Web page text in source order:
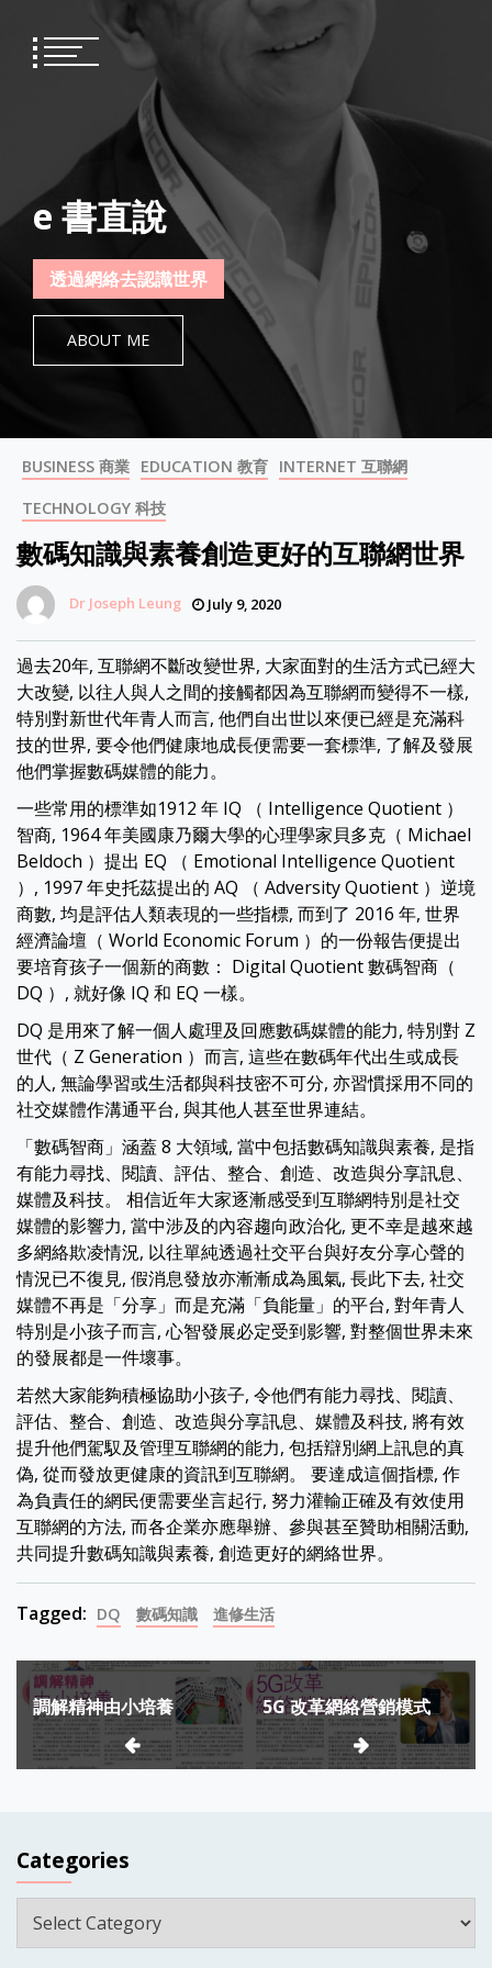
content
e 書直說
透過網絡去認識世界
ABOUT ME
BUSINESS 商業 EDUCATION 教育 INTERNET 互聯網
TECHNOLOGY 科技
數碼知識與素養創造更好的互聯網世界
Dr Joseph Leung July 9, 2020
過去20年, 互聯網不斷改變世界, 大家面對的生活方式已經大
大改變, 以往人與人之間的接觸都因為互聯網而變得不一樣,
特別對新世代年青人而言, 他們自出世以來便已經是充滿科
技的世界, 要令他們健康地成長便需要一套標準, 了解及發展
他們掌握數碼媒體的能力。
一些常用的標準如1912 年 IQ （ Intelligence Quotient ）
智商, 1964 年美國康乃爾大學的心理學家貝多克（ Michael
Beldoch ）提出 EQ （ Emotional Intelligence Quotient
）, 1997 年史托茲提出的 AQ （ Adversity Quotient ）逆境
商數, 均是評估人類表現的一些指標, 而到了 2016 年, 世界
經濟論壇（ World Economic Forum ）的一份報告便提出
要培育孩子一個新的商數： Digital Quotient 數碼智商（
DQ ）, 就好像 IQ 和 EQ 一樣。
DQ 是用來了解一個人處理及回應數碼媒體的能力, 特別對 Z
世代（ Z Generation ）而言, 這些在數碼年代出生或成長
的人, 無論學習或生活都與科技密不可分, 亦習慣採用不同的
社交媒體作溝通平台, 與其他人甚至世界連結。
「數碼智商」涵蓋 8 大領域, 當中包括數碼知識與素養, 是指
有能力尋找、閱讀、評估、整合、創造、改造與分享訊息、
媒體及科技。 相信近年大家逐漸感受到互聯網特別是社交
媒體的影響力, 當中涉及的內容趨向政治化, 更不幸是越來越
多網絡欺凌情況, 以往單純透過社交平台與好友分享心聲的
情況已不復見, 假消息發放亦漸漸成為風氣, 長此下去, 社交
媒體不再是「分享」而是充滿「負能量」的平台, 對年青人
特別是小孩子而言, 心智發展必定受到影響, 對整個世界未來
的發展都是一件壞事。
若然大家能夠積極協助小孩子, 令他們有能力尋找、閱讀、
評估、整合、創造、改造與分享訊息、媒體及科技, 將有效
提升他們駕馭及管理互聯網的能力, 包括辯別網上訊息的真
偽, 從而發放更健康的資訊到互聯網。 要達成這個指標, 作
為負責任的網民便需要坐言起行, 努力灌輸正確及有效使用
互聯網的方法, 而各企業亦應舉辦、參與甚至贊助相關活動,
共同提升數碼知識與素養, 創造更好的網絡世界。
Tagged: DQ 數碼知識 進修生活
Post
navigation
調解精神由小培養 5G 改革網絡營銷模式
Categories
Categories